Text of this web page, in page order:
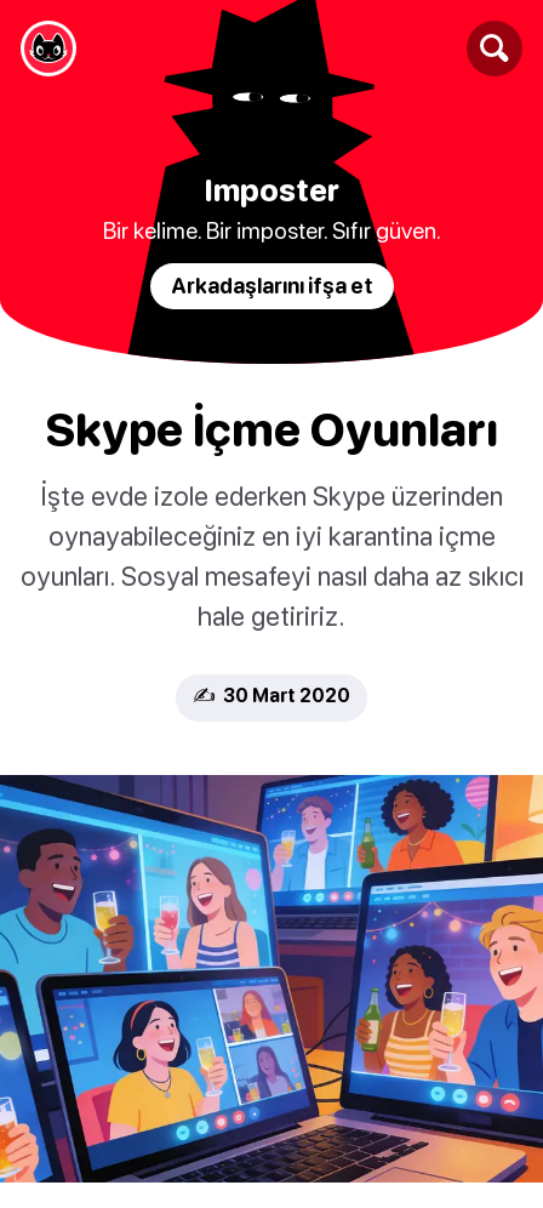
Imposter
Bir kelime. Bir imposter. Sıfır güven.
Arkadaşlarını ifşa et
Skype İçme Oyunları
İşte evde izole ederken Skype üzerinden
oynayabileceğiniz en iyi karantina içme
oyunları. Sosyal mesafeyi nasıl daha az sıkıcı
hale getiririz.
✍️ 30 Mart 2020